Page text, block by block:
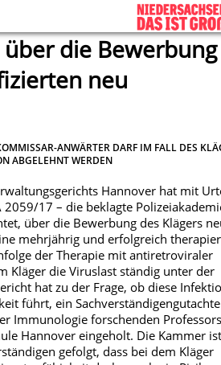
über die Bewerbung
neu
ANWÄRTER DARF IM FALL DES
ABGELEHNT WERDEN
Hannover hat mit
17 – die beklagte
über die Bewerbung des Klägers
mehrjährig und erfolgreich
der Therapie mit antiretroviraler
Kläger die Viruslast ständig unter der
hat zu der Frage, ob diese
führt, ein
Immunologie forschenden
Hannover eingeholt. Die Kammer
gefolgt, dass bei dem Kläger